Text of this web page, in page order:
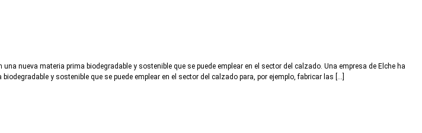
nueva materia prima biodegradable y sostenible que se puede emplear en el sector del calzado. Una empresa de Elche ha
y sostenible que se puede emplear en el sector del calzado para, por ejemplo, fabricar las […]